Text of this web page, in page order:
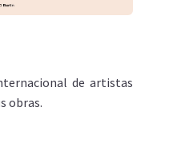
de artistas
obras.